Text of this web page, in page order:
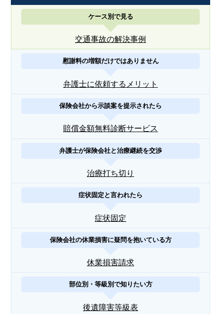
ケース別で見る
交通事故の解決事例
慰謝料の増額だけではありません
弁護士に依頼するメリット
保険会社から示談案を提示されたら
賠償金額無料診断サービス
弁護士が保険会社と治療継続を交渉
治療打ち切り
症状固定と言われたら
症状固定
保険会社の休業損害に疑問を抱いている方
休業損害請求
部位別・等級別で知りたい方
後遺障害等級表